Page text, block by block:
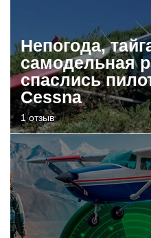
Непогода,
самодельная
спаслись
Cessna
1 отзыв